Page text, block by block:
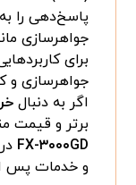
جواهرسازی
برای
جواهرسازی
اگر به دنبال
برتر و قیمت
FX-۳۰۰۰GD
و خدمات پس